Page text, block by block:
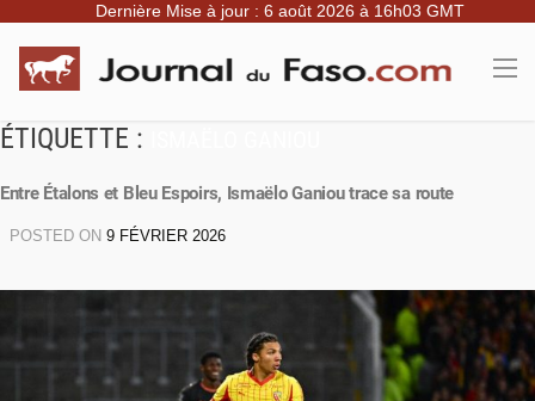
Dernière Mise à jour : 6 août 2026 à 16h03 GMT
ÉTIQUETTE :
Entre Étalons et Bleu Espoirs, Ismaëlo Ganiou trace sa route
POSTED ON 9 FÉVRIER 2026